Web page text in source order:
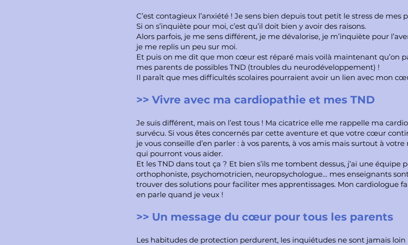
C’est contagieux l’anxiété ! Je sens bien depuis tout petit le stress de mes
Si on s’inquiète pour moi, c’est qu’il doit bien y avoir des raisons.
Alors parfois, je me sens différent, je me dévalorise, je m’inquiète pour
je me replis un peu sur moi.
Et puis on me dit que mon cœur est réparé mais voilà maintenant qu’on
mes parents de possibles TND (troubles du neurodéveloppement) !
Il paraît que mes difficultés scolaires pourraient avoir un lien avec mon
>> Vivre avec ma cardiopathie et mes TND
Je suis différent, mais on l’est tous ! Ma cicatrice elle me rappelle ma
survécu. Si vous êtes concernés par cette aventure et que votre cœur
je vous conseille d’en parler : à vos parents, à vos amis mais surtout à
qui pourront vous aider.
Et les TND dans tout ça ? Et bien s’ils me tombent dessus, j’ai une équipe
orthophoniste, psychomotricien, neuropsychologue… mes enseignants
trouver des solutions pour faciliter mes apprentissages. Mon cardiologue
en parle quand je veux !
>> Un message du cœur pour tous les parents
Les habitudes de protection perdurent, les inquiétudes ne sont jamais loin